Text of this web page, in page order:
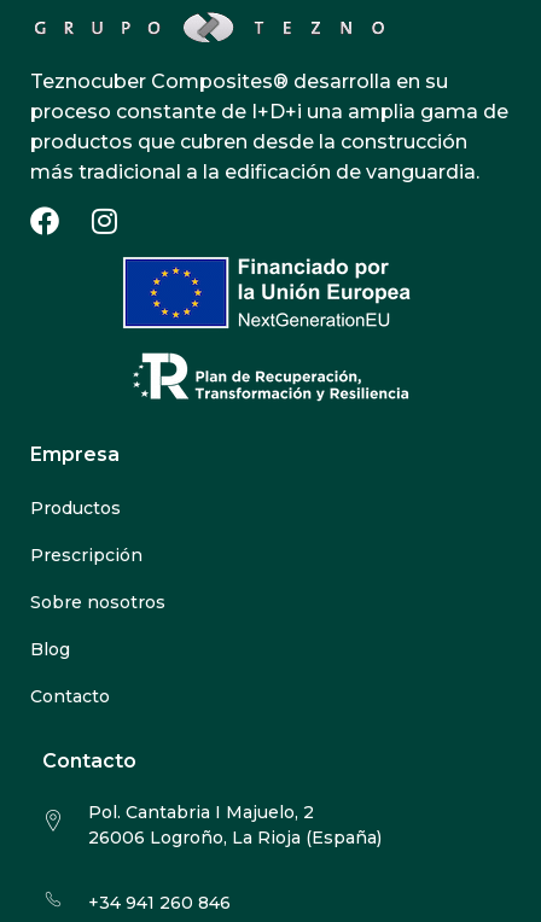
Teznocuber Composites® desarrolla en su
proceso constante de I+D+i una amplia gama de
productos que cubren desde la construcción
más tradicional a la edificación de vanguardia.
Empresa
Productos
Prescripción
Sobre nosotros
Blog
Contacto
Contacto
Pol. Cantabria I Majuelo, 2
26006 Logroño, La Rioja (España)
+34 941 260 846